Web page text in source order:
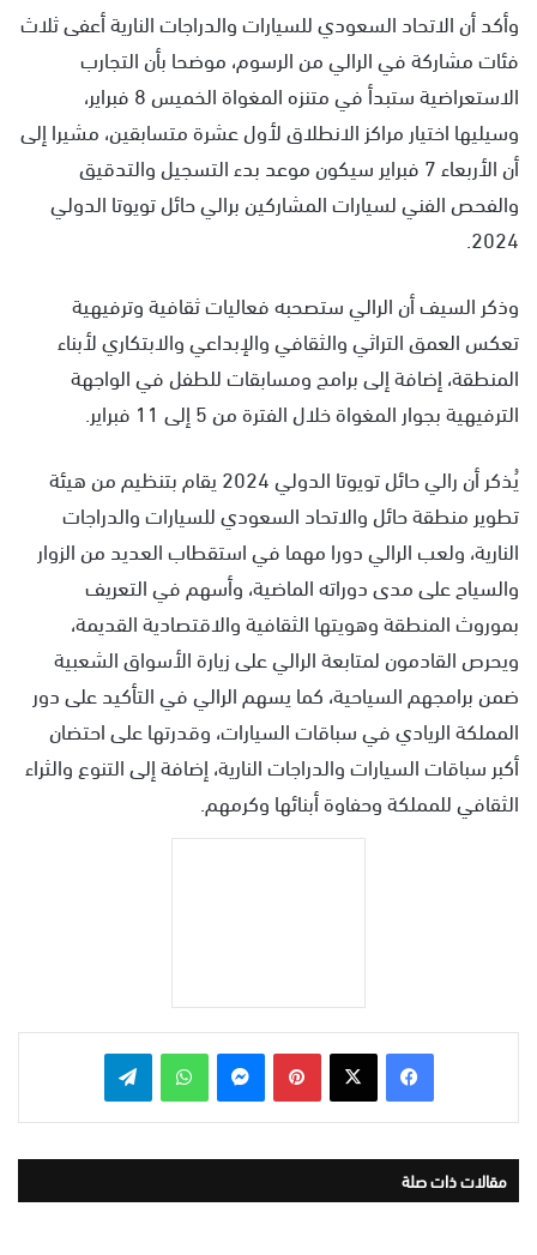
وأكد أن الاتحاد السعودي للسيارات والدراجات النارية أعفى ثلاث
فئات مشاركة في الرالي من الرسوم، موضحا بأن التجارب
الاستعراضية ستبدأ في متنزه المغواة الخميس 8 فبراير،
وسيليها اختيار مراكز الانطلاق لأول عشرة متسابقين، مشيرا إلى
أن الأربعاء 7 فبراير سيكون موعد بدء التسجيل والتدقيق
والفحص الفني لسيارات المشاركين برالي حائل تويوتا الدولي
2024.
وذكر السيف أن الرالي ستصحبه فعاليات ثقافية وترفيهية
تعكس العمق التراثي والثقافي والإبداعي والابتكاري لأبناء
المنطقة، إضافة إلى برامج ومسابقات للطفل في الواجهة
الترفيهية بجوار المغواة خلال الفترة من 5 إلى 11 فبراير.
يُذكر أن رالي حائل تويوتا الدولي 2024 يقام بتنظيم من هيئة
تطوير منطقة حائل والاتحاد السعودي للسيارات والدراجات
النارية، ولعب الرالي دورا مهما في استقطاب العديد من الزوار
والسياح على مدى دوراته الماضية، وأسهم في التعريف
بموروث المنطقة وهويتها الثقافية والاقتصادية القديمة،
ويحرص القادمون لمتابعة الرالي على زيارة الأسواق الشعبية
ضمن برامجهم السياحية، كما يسهم الرالي في التأكيد على دور
المملكة الريادي في سباقات السيارات، وقدرتها على احتضان
أكبر سباقات السيارات والدراجات النارية، إضافة إلى التنوع والثراء
الثقافي للمملكة وحفاوة أبنائها وكرمهم.
بينتيريست واتساب
مقالات ذات صلة